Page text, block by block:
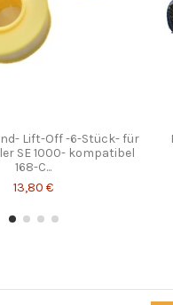
Lift-Off -6-Stück- für
SE 1000- kompatibel
168-C...
13,80 €